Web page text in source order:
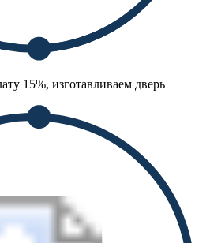
15%, изготавливаем дверь